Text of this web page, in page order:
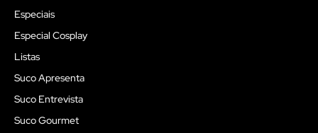
Especiais
Especial Cosplay
Listas
Suco Apresenta
Suco Entrevista
Suco Gourmet